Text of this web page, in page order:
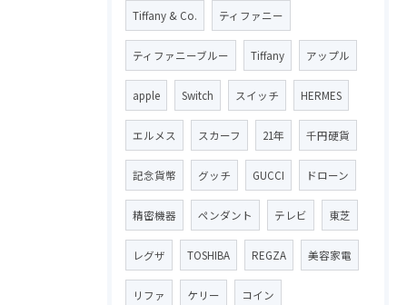
Tiffany & Co. ティファニー
ティファニーブルー Tiffany アップル
apple Switch スイッチ HERMES
エルメス スカーフ 21年 千円硬貨
記念貨幣 グッチ GUCCI ドローン
精密機器 ペンダント テレビ 東芝
レグザ TOSHIBA REGZA 美容家電
リファ ケリー コイン